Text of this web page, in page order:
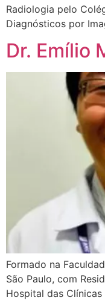
Radiologia pelo
Diagnósticos por
Dr. Emílio
Formado na
São Paulo, com
Hospital das Clínicas